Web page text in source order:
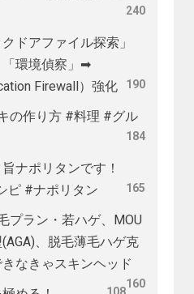
240
ドアファイル探索」
「環境偵察」➡
Firewall）強化
190
の作り方 #料理 #グル
184
ナポリタンです！
ピ #ナポリタン
165
プラン・若ハゲ、MOU
、脱毛薄毛ハゲ克
なきゃスキンヘッド
160